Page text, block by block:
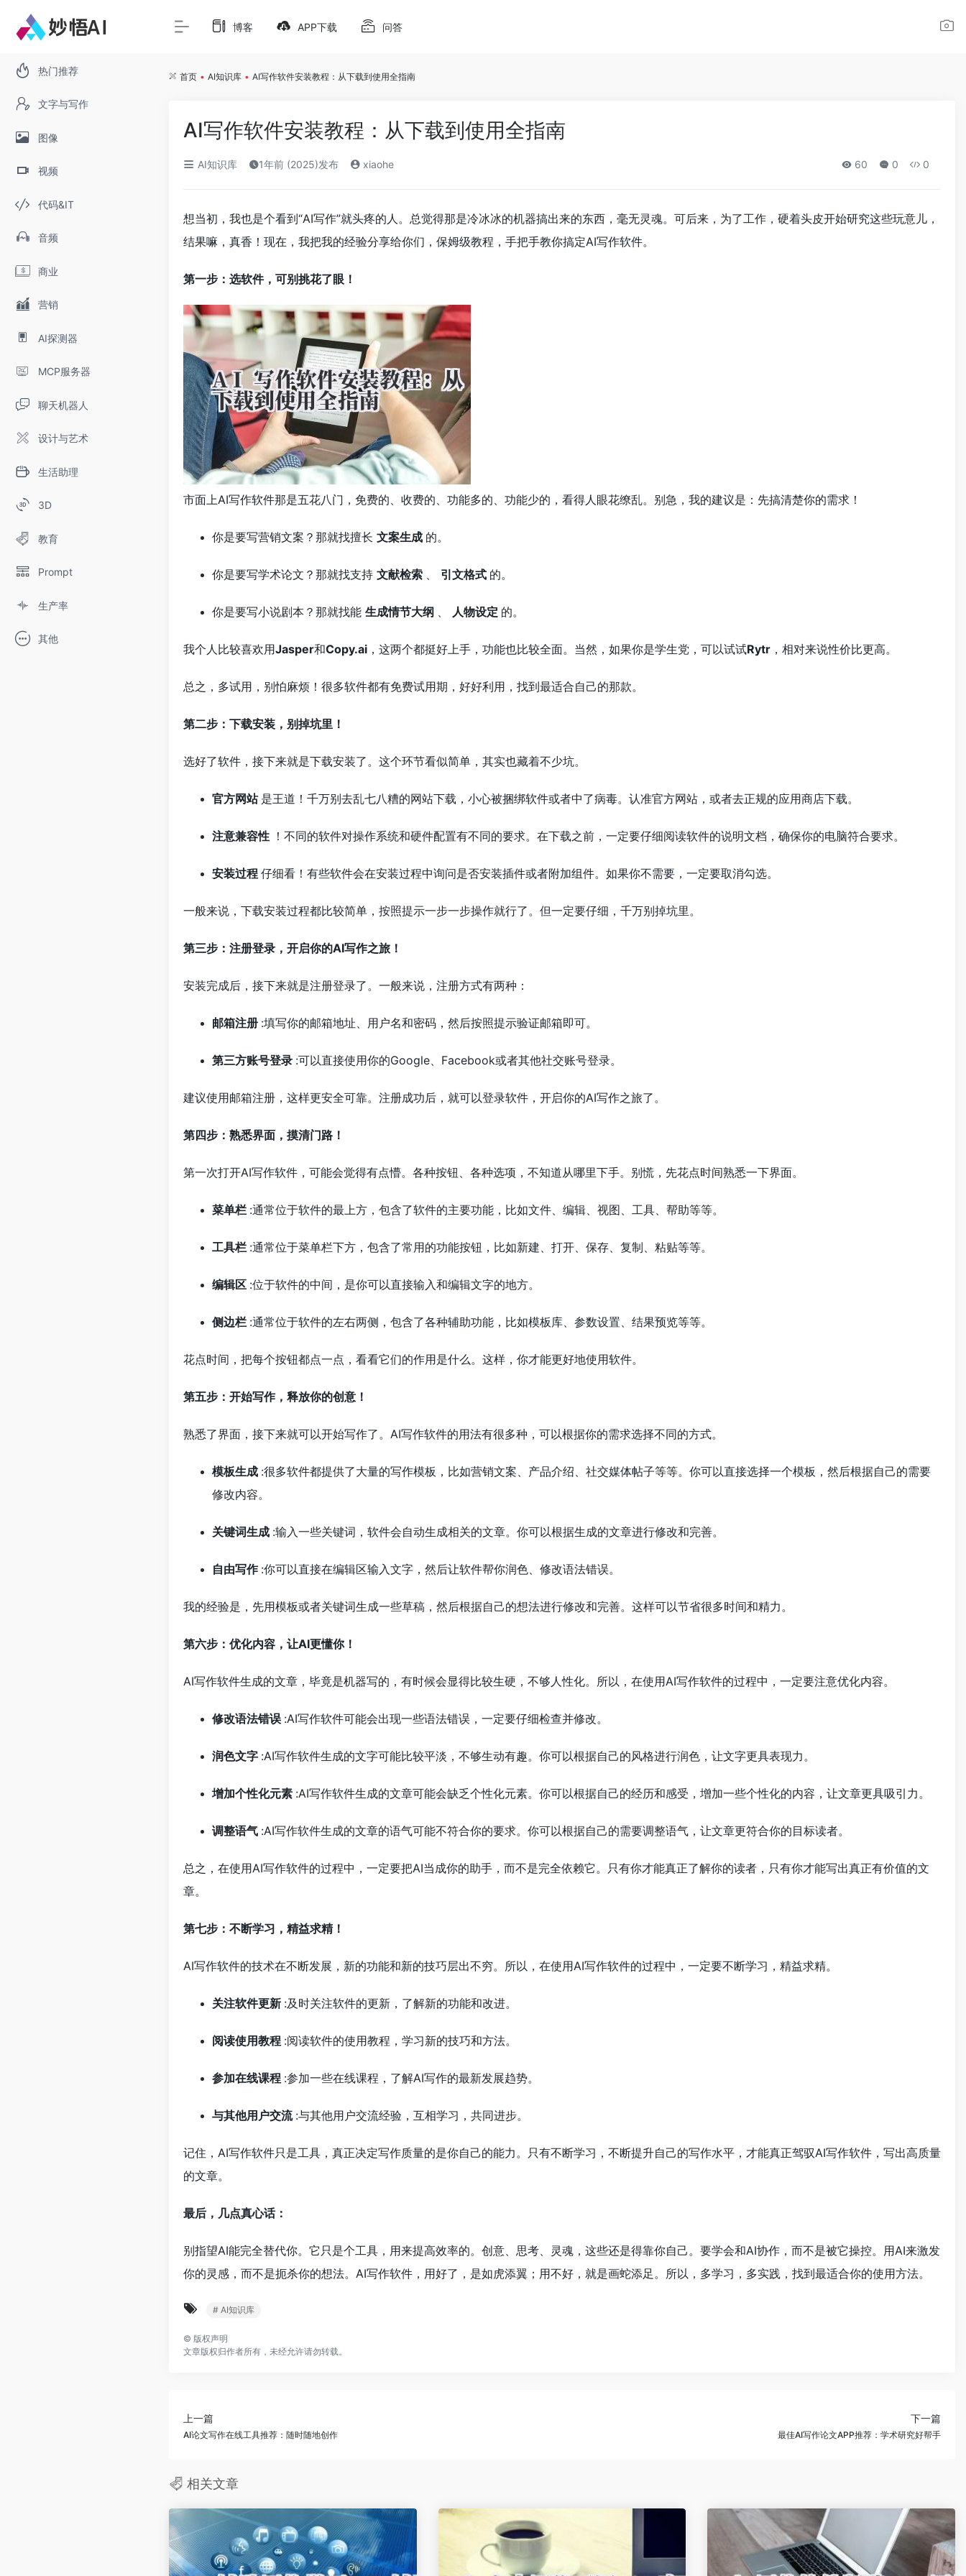
热门推荐
文字与写作
图像
视频
代码&IT
音频
商业
营销
AI探测器
MCP服务器
聊天机器人
设计与艺术
生活助理
3D
教育
Prompt
生产率
其他
博客 APP下载 问答
首页 • AI知识库 • AI写作软件安装教程：从下载到使用全指南
AI写作软件安装教程：从下载到使用全指南
AI知识库 1年前 (2025)发布 xiaohe 60 0 0
想当初，我也是个看到“AI写作”就头疼的人。总觉得那是冷冰冰的机器搞出来的东西，毫无灵魂。可后来，为了工作，硬着头皮开始研究这些玩意儿，
结果嘛，真香！现在，我把我的经验分享给你们，保姆级教程，手把手教你搞定AI写作软件。
第一步：选软件，可别挑花了眼！
市面上AI写作软件那是五花八门，免费的、收费的、功能多的、功能少的，看得人眼花缭乱。别急，我的建议是：先搞清楚你的需求！
你是要写营销文案？那就找擅长 文案生成 的。
你是要写学术论文？那就找支持 文献检索 、 引文格式 的。
你是要写小说剧本？那就找能 生成情节大纲 、 人物设定 的。
我个人比较喜欢用Jasper和Copy.ai ，这两个都挺好上手，功能也比较全面。当然，如果你是学生党，可以试试Rytr ，相对来说性价比更高。
总之，多试用，别怕麻烦！很多软件都有免费试用期，好好利用，找到最适合自己的那款。
第二步：下载安装，别掉坑里！
选好了软件，接下来就是下载安装了。这个环节看似简单，其实也藏着不少坑。
官方网站 是王道！千万别去乱七八糟的网站下载，小心被捆绑软件或者中了病毒。认准官方网站，或者去正规的应用商店下载。
注意兼容性 ！不同的软件对操作系统和硬件配置有不同的要求。在下载之前，一定要仔细阅读软件的说明文档，确保你的电脑符合要求。
安装过程 仔细看！有些软件会在安装过程中询问是否安装插件或者附加组件。如果你不需要，一定要取消勾选。
一般来说，下载安装过程都比较简单，按照提示一步一步操作就行了。但一定要仔细，千万别掉坑里。
第三步：注册登录，开启你的AI写作之旅！
安装完成后，接下来就是注册登录了。一般来说，注册方式有两种：
邮箱注册 :填写你的邮箱地址、用户名和密码，然后按照提示验证邮箱即可。
第三方账号登录 :可以直接使用你的Google、Facebook或者其他社交账号登录。
建议使用邮箱注册，这样更安全可靠。注册成功后，就可以登录软件，开启你的AI写作之旅了。
第四步：熟悉界面，摸清门路！
第一次打开AI写作软件，可能会觉得有点懵。各种按钮、各种选项，不知道从哪里下手。别慌，先花点时间熟悉一下界面。
菜单栏 :通常位于软件的最上方，包含了软件的主要功能，比如文件、编辑、视图、工具、帮助等等。
工具栏 :通常位于菜单栏下方，包含了常用的功能按钮，比如新建、打开、保存、复制、粘贴等等。
编辑区 :位于软件的中间，是你可以直接输入和编辑文字的地方。
侧边栏 :通常位于软件的左右两侧，包含了各种辅助功能，比如模板库、参数设置、结果预览等等。
花点时间，把每个按钮都点一点，看看它们的作用是什么。这样，你才能更好地使用软件。
第五步：开始写作，释放你的创意！
熟悉了界面，接下来就可以开始写作了。AI写作软件的用法有很多种，可以根据你的需求选择不同的方式。
模板生成 :很多软件都提供了大量的写作模板，比如营销文案、产品介绍、社交媒体帖子等等。你可以直接选择一个模板，然后根据自己的需要
修改内容。
关键词生成 :输入一些关键词，软件会自动生成相关的文章。你可以根据生成的文章进行修改和完善。
自由写作 :你可以直接在编辑区输入文字，然后让软件帮你润色、修改语法错误。
我的经验是，先用模板或者关键词生成一些草稿，然后根据自己的想法进行修改和完善。这样可以节省很多时间和精力。
第六步：优化内容，让AI更懂你！
AI写作软件生成的文章，毕竟是机器写的，有时候会显得比较生硬，不够人性化。所以，在使用AI写作软件的过程中，一定要注意优化内容。
修改语法错误 :AI写作软件可能会出现一些语法错误，一定要仔细检查并修改。
润色文字 :AI写作软件生成的文字可能比较平淡，不够生动有趣。你可以根据自己的风格进行润色，让文字更具表现力。
增加个性化元素 :AI写作软件生成的文章可能会缺乏个性化元素。你可以根据自己的经历和感受，增加一些个性化的内容，让文章更具吸引力。
调整语气 :AI写作软件生成的文章的语气可能不符合你的要求。你可以根据自己的需要调整语气，让文章更符合你的目标读者。
总之，在使用AI写作软件的过程中，一定要把AI当成你的助手，而不是完全依赖它。只有你才能真正了解你的读者，只有你才能写出真正有价值的文
章。
第七步：不断学习，精益求精！
AI写作软件的技术在不断发展，新的功能和新的技巧层出不穷。所以，在使用AI写作软件的过程中，一定要不断学习，精益求精。
关注软件更新 :及时关注软件的更新，了解新的功能和改进。
阅读使用教程 :阅读软件的使用教程，学习新的技巧和方法。
参加在线课程 :参加一些在线课程，了解AI写作的最新发展趋势。
与其他用户交流 :与其他用户交流经验，互相学习，共同进步。
记住，AI写作软件只是工具，真正决定写作质量的是你自己的能力。只有不断学习，不断提升自己的写作水平，才能真正驾驭AI写作软件，写出高质量
的文章。
最后，几点真心话：
别指望AI能完全替代你。它只是个工具，用来提高效率的。创意、思考、灵魂，这些还是得靠你自己。要学会和AI协作，而不是被它操控。用AI来激发
你的灵感，而不是扼杀你的想法。AI写作软件，用好了，是如虎添翼；用不好，就是画蛇添足。所以，多学习，多实践，找到最适合你的使用方法。
# AI知识库
© 版权声明
文章版权归作者所有，未经允许请勿转载。
上一篇
AI论文写作在线工具推荐：随时随地创作
下一篇
最佳AI写作论文APP推荐：学术研究好帮手
相关文章